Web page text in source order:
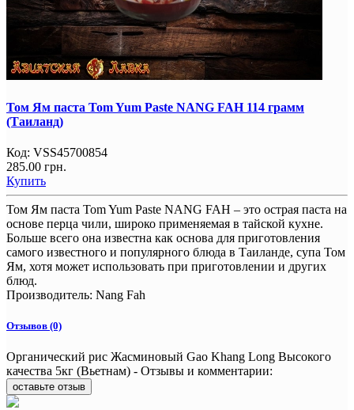
Том Ям паста Tom Yum Paste NANG FAH 114 грамм
(Таиланд)
Код: VSS45700854
285.00 грн.
Купить
Том Ям паста Tom Yum Paste NANG FAH – это острая паста на
основе перца чили, широко применяемая в тайской кухне.
Больше всего она известна как основа для приготовления
самого известного и популярного блюда в Таиланде, супа Том
Ям, хотя может использовать при приготовлении и других
блюд.
Производитель: Nang Fah
Отзывов (0)
Органический рис Жасминовый Gao Khang Long Высокого
качества 5кг (Вьетнам) - Отзывы и комментарии:
оставьте отзыв